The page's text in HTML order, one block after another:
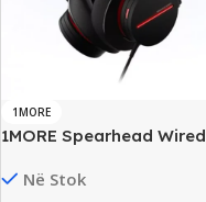
1MORE
1MORE Spearhead Wired
NewNë Stok